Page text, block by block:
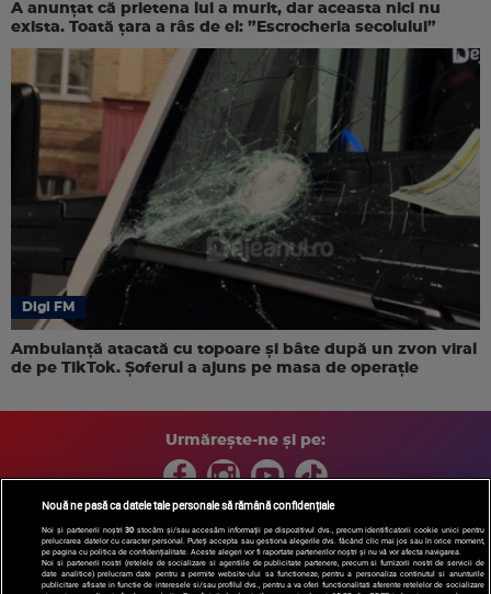
A anunțat că prietena lui a murit, dar aceasta nici nu
exista. Toată țara a râs de el: ”Escrocheria secolului”
Digi FM
Ambulanță atacată cu topoare și bâte după un zvon viral
de pe TikTok. Șoferul a ajuns pe masa de operație
Urmărește-ne și pe:
Copyright © 2026 / DIGI ROMANIA S.A.
Arhiva
Comunicate de presă Politica de confidentialitate
Termeni
si conditii
Gestionați preferințele| Contact/Info Codul etic
Nouă ne pasă ca datele tale personale să rămână confidențiale
Noi și partenerii noștri30 stocăm și/sau accesăm informații pe dispozitivul dvs., precum identificatorii cookie unici pentru
prelucrarea datelor cu caracter personal. Puteți accepta sau gestiona alegerile dvs. făcând clic mai jos sau în orice moment,
pe pagina cu politica de confidențialitate. Aceste alegeri vor fi raportate partenerilor noștri și nu vă vor afecta navigarea.
Noi si partenerii nostri (retelele de socializare si agentiile de publicitate partenere, precum si furnizorii nostri de servicii de
date analitice) prelucram date pentru a permite website-ului sa functioneze, pentru a personaliza continutul si anunturile
publicitare afisate in functie de interesele si/sau profilul dvs., pentru a va oferi functionalitati aferente retelelor de socializare